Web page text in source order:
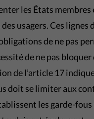
les États membres
usagers. Ces
de ne pas
de ne pas
de l’article 17
doit se limiter aux
les garde-